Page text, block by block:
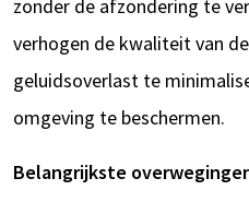
zonder de afzondering te
verhogen de kwaliteit van
geluidsoverlast te
omgeving te beschermen.
Belangrijkste